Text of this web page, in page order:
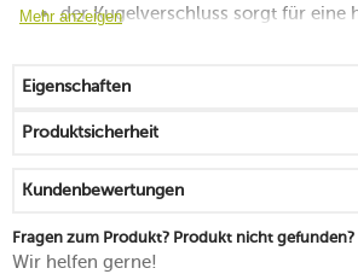
der Kugelverschluss sorgt für eine
Qualität lange erhalten bleibt
macht sich auf der Tafel und in der
Mehr anzeigen
Eigenschaften
Produktsicherheit
Kundenbewertungen
Fragen zum Produkt? Produkt nicht gefunden?
Wir helfen gerne!